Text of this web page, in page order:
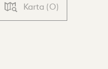
Karta (0)